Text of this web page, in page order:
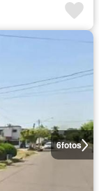
6fotos